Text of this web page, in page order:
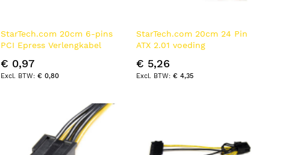
StarTech.com 20cm 6-pins
PCI Epress Verlengkabel
€ 0,97
€ 0,80
StarTech.com 20cm 24 Pin
ATX 2.01 voeding
€ 5,26
€ 4,35